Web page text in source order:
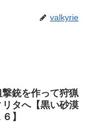
valkyrie
銃を作って狩猟
タへ【黒い砂漠
】